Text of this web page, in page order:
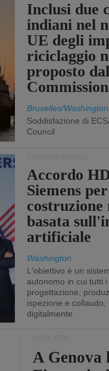
Inclusi due
indiani nel
UE degli
riciclaggio
proposto
Bruxelles/Washington
Soddisfazione di
Council
Accordo
Siemens
costruzione
basata
artificiale
Washington
L'obiettivo è un
autonomo in cui tutti
progettazione,
ispezione e collaudo,
digitalmente
A Genova